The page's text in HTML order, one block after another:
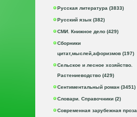
Русская литература (3833)
Русский язык (382)
СМИ. Книжное дело (429)
Сборники
цитат,мыслей,афоризмов (197)
Сельское и лесное хозяйство.
Растениеводство (429)
Сентиментальный роман (3451)
Словари. Справочники (2)
Современная зарубежная проза